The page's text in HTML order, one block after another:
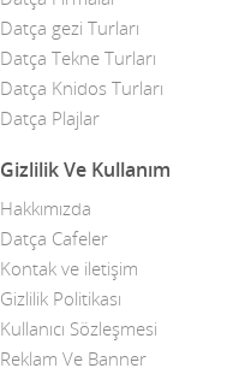
Datça gezi Turları
Datça Tekne Turları
Datça Knidos Turları
Datça Plajlar
Gizlilik Ve Kullanım
Hakkımızda
Datça Cafeler
Kontak ve iletişim
Gizlilik Politikası
Kullanıcı Sözleşmesi
Reklam Ve Banner